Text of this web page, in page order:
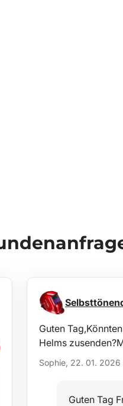
Guten
Helms
Sophie, 22. 01. 2026
Guten Tag